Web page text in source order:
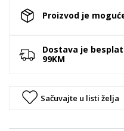
Proizvod je
Dostava je
99KM
Sačuvajte u listi želja